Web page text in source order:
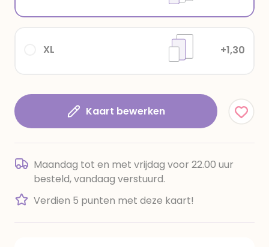
XL +1,30
Kaart bewerken
Maandag tot en met vrijdag voor 22.00 uur
besteld, vandaag verstuurd.
Verdien 5 punten met deze kaart!